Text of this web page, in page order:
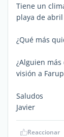
Tiene un
playa de
¿Qué más
¿Alguien
visión a
Saludos
Javier
Reaccionar